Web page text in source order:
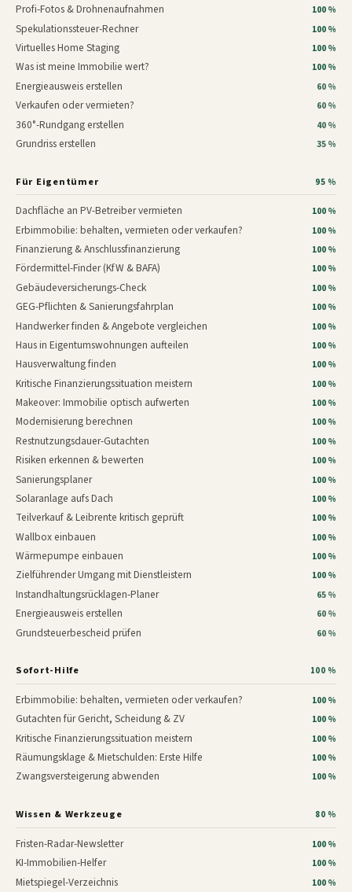
Profi-Fotos & Drohnenaufnahmen 100 %
Spekulationssteuer-Rechner 100 %
Virtuelles Home Staging 100 %
Was ist meine Immobilie wert? 100 %
Energieausweis erstellen 60 %
Verkaufen oder vermieten? 60 %
360°-Rundgang erstellen 40 %
Grundriss erstellen 35 %
Für Eigentümer 95 %
Dachfläche an PV-Betreiber vermieten 100 %
Erbimmobilie: behalten, vermieten oder verkaufen? 100 %
Finanzierung & Anschlussfinanzierung 100 %
Fördermittel-Finder (KfW & BAFA) 100 %
Gebäudeversicherungs-Check 100 %
GEG-Pflichten & Sanierungsfahrplan 100 %
Handwerker finden & Angebote vergleichen 100 %
Haus in Eigentumswohnungen aufteilen 100 %
Hausverwaltung finden 100 %
Kritische Finanzierungssituation meistern 100 %
Makeover: Immobilie optisch aufwerten 100 %
Modernisierung berechnen 100 %
Restnutzungsdauer-Gutachten 100 %
Risiken erkennen & bewerten 100 %
Sanierungsplaner 100 %
Solaranlage aufs Dach 100 %
Teilverkauf & Leibrente kritisch geprüft 100 %
Wallbox einbauen 100 %
Wärmepumpe einbauen 100 %
Zielführender Umgang mit Dienstleistern 100 %
Instandhaltungsrücklagen-Planer 65 %
Energieausweis erstellen 60 %
Grundsteuerbescheid prüfen 60 %
Sofort-Hilfe 100 %
Erbimmobilie: behalten, vermieten oder verkaufen? 100 %
Gutachten für Gericht, Scheidung & ZV 100 %
Kritische Finanzierungssituation meistern 100 %
Räumungsklage & Mietschulden: Erste Hilfe 100 %
Zwangsversteigerung abwenden 100 %
Wissen & Werkzeuge 80 %
Fristen-Radar-Newsletter 100 %
KI-Immobilien-Helfer 100 %
Mietspiegel-Verzeichnis 100 %